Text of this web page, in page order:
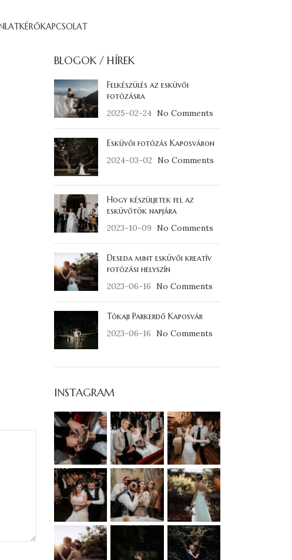
KAPCSOLAT
BLOGOK / HÍREK
Felkészülés az esküvői
fotózásra
2025-02-24 No Comments
Esküvői fotózás Kaposváron
2024-03-02 No Comments
Hogy készüljetek fel az
esküvőtök napjára
2023-10-09 No Comments
Deseda mint esküvői kreatív
fotózási helyszín
2023-06-16 No Comments
Tókaji Parkerdő Kaposvár
2023-06-16 No Comments
INSTAGRAM